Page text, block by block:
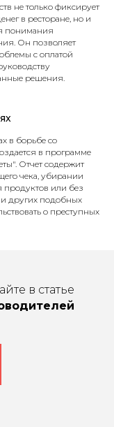
не только фиксирует
в ресторане, но и
понимания
Он позволяет
с оплатой
решения.
в борьбе со
в программе
Отчет содержит
чека, убирании
продуктов или без
и других подобных
о преступных
в статье